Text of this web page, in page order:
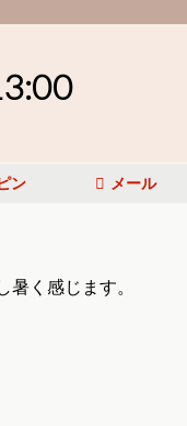
ン メール
く感じます。